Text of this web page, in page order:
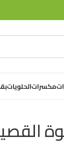
مكسراتالحلويات